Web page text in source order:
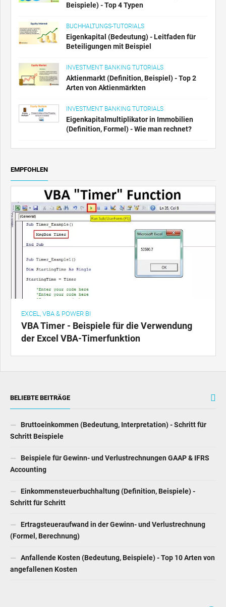
Beispiele) - Top 4 Typen
BUCHHALTUNGS-TUTORIALS
Eigenkapital (Bedeutung) - Leitfaden für
Beteiligungen mit Beispiel
INVESTMENT BANKING TUTORIALS
Aktienmarkt (Definition, Beispiel) - Top 2
Arten von Aktienmärkten
INVESTMENT BANKING TUTORIALS
Eigenkapitalmultiplikator in Immobilien
(Definition, Formel) - Wie man rechnet?
EMPFOHLEN
EXCEL, VBA & POWER BI
VBA Timer - Beispiele für die Verwendung
der Excel VBA-Timerfunktion
BELIEBTE BEITRÄGE
Bruttoeinkommen (Bedeutung, Interpretation) - Schritt für
Schritt Beispiele
Beispiele für Gewinn- und Verlustrechnungen GAAP & IFRS
Accounting
Einkommensteuerbuchhaltung (Definition, Beispiele) -
Schritt für Schritt
Ertragsteueraufwand in der Gewinn- und Verlustrechnung
(Formel, Berechnung)
Anfallende Kosten (Bedeutung, Beispiele) - Top 10 Arten von
angefallenen Kosten